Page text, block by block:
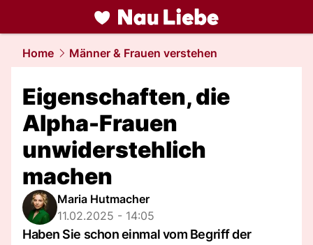
liebe.NAU.ch
Home Männer & Frauen verstehen
Eigenschaften, die
Alpha-Frauen
unwiderstehlich
machen
Maria Hutmacher
11.02.2025 - 14:05
Haben Sie schon einmal vom Begriff der